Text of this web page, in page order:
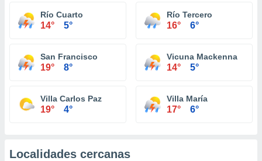
Río Cuarto
14° 5°
Río Tercero
16° 6°
San Francisco
19° 8°
Vicuna Mackenna
14° 5°
Villa Carlos Paz
19° 4°
Villa María
17° 6°
Localidades cercanas